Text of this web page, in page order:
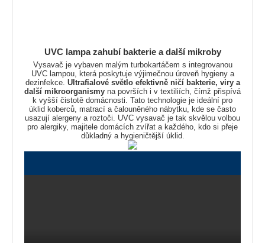
UVC lampa zahubí bakterie a další mikroby
Vysavač je vybaven malým turbokartáčem s integrovanou
UVC lampou, která poskytuje výjimečnou úroveň hygieny a
dezinfekce. Ultrafialové světlo efektivně ničí bakterie, viry a
další mikroorganismy na površích i v textiliích, čímž přispívá
k vyšší čistotě domácnosti. Tato technologie je ideální pro
úklid koberců, matrací a čalouněného nábytku, kde se často
usazují alergeny a roztoči. UVC vysavač je tak skvělou volbou
pro alergiky, majitele domácích zvířat a každého, kdo si přeje
důkladný a hygieničtější úklid.